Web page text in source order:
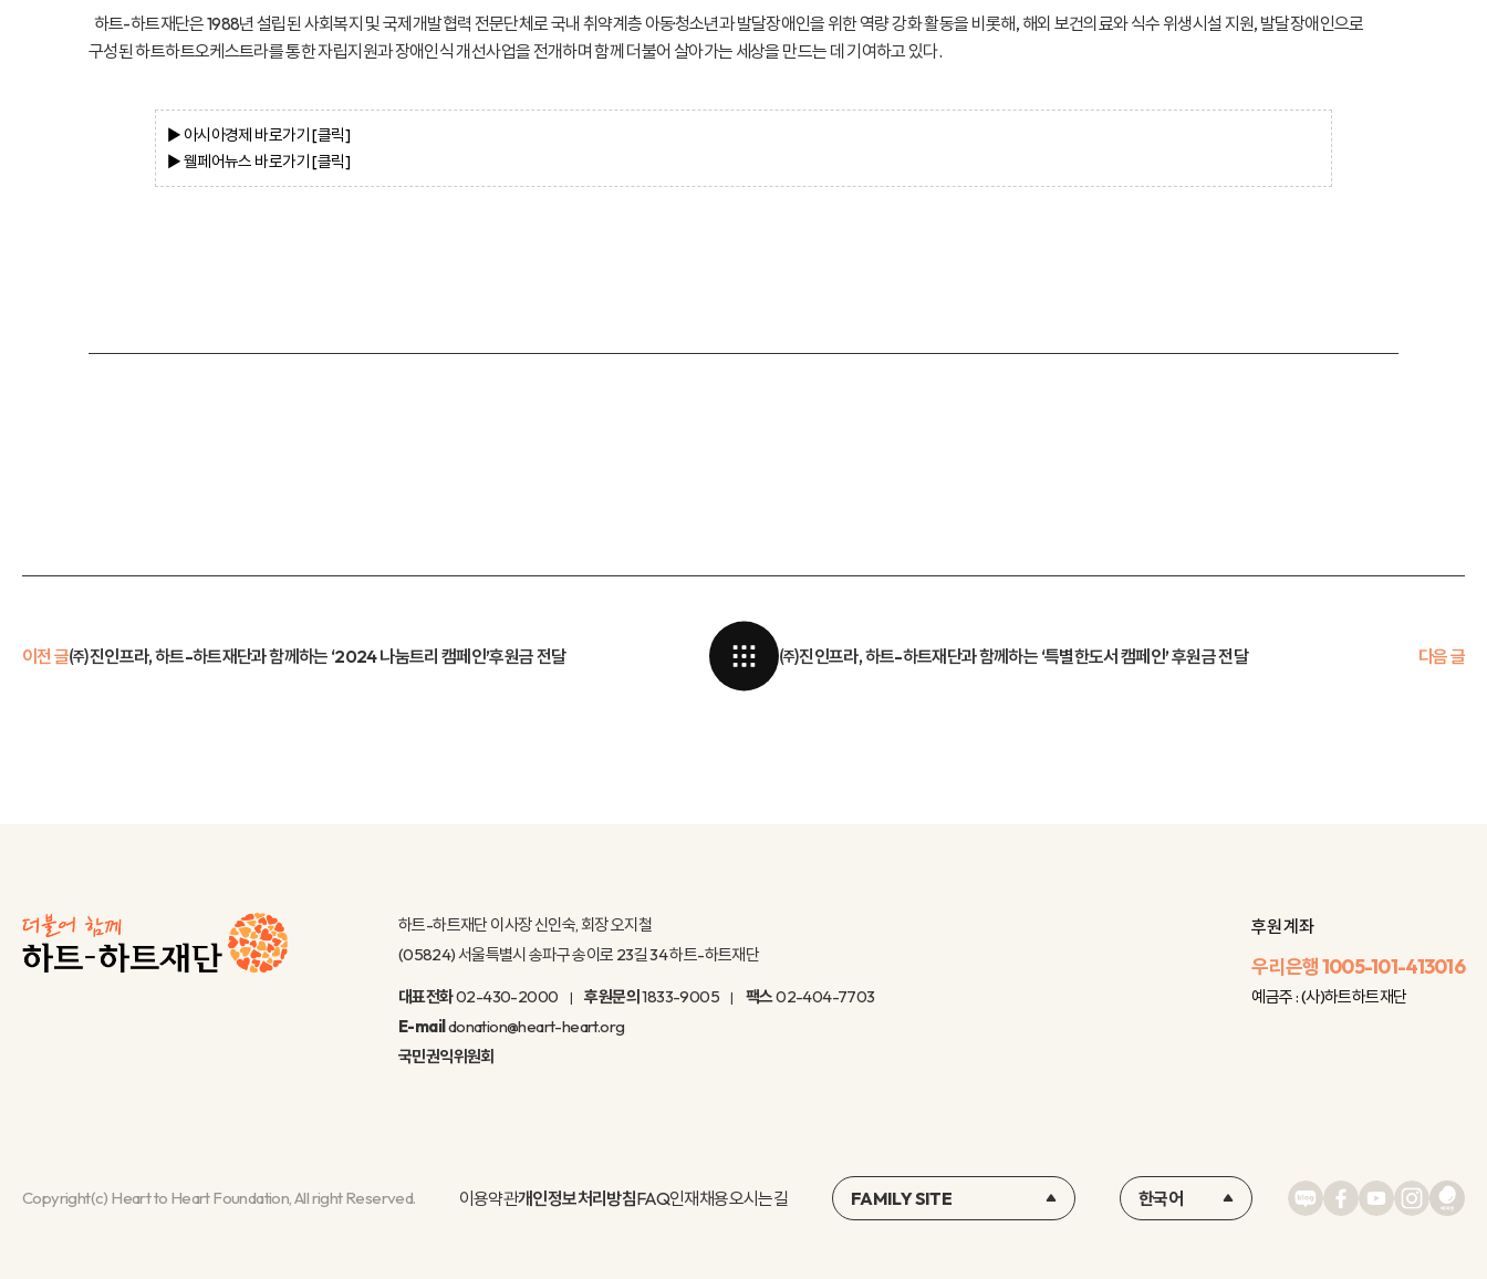
하트-하트재단은 1988년 설립된 사회복지 및 국제개발협력 전문단체로 국내 취약계층 아동·청소년과 발달장애인을 위한 역량 강화 활동을 비롯해, 해외 보건의료와 식수 위생시설 지원, 발달장애인으로
구성된 하트하트오케스트라를 통한 자립지원과 장애인식 개선사업을 전개하며 함께 더불어 살아가는 세상을 만드는 데 기여하고 있다.
▶ 아시아경제 바로가기 [클릭]
▶ 웰페어뉴스 바로가기 [클릭]
이전 글㈜진인프라, 하트-하트재단과 함께하는 ‘2024 나눔트리 캠페인’후원금 전달 ㈜진인프라, 하트-하트재단과 함께하는 ‘특별한도서 캠페인’ 후원금 전달 다음 글
하트-하트재단 이사장 신인숙, 회장 오지철
(05824) 서울특별시 송파구 송이로 23길 34 하트-하트재단
대표전화02-430-2000 후원문의1833-9005 팩스02-404-7703
E-maildonation@heart-heart.org
국민권익위원회
후원 계좌
우리은행1005-101-413016
예금주 : (사)하트하트재단
Copyright(c) Heart to Heart Foundation, All right Reserved. 이용약관개인정보처리방침FAQ인재채용오시는길 FAMILY SITE 한국어